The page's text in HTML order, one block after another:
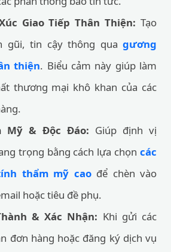
Giao Tiếp Thân Thiện: Tạo
gũi, tin cậy thông qua gương
thiện. Biểu cảm này giúp làm
thương mại khô khan của các
Mỹ & Độc Đáo: Giúp định vị
trọng bằng cách lựa chọn các
thẩm mỹ caođể chèn vào
hoặc tiêu đề phụ.
& Xác Nhận: Khi gửi các
đơn hàng hoặc đăng ký dịch vụ